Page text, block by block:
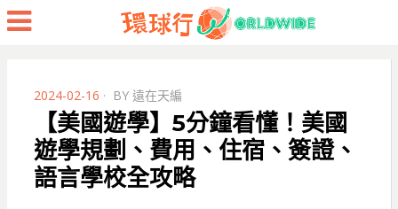
Menu
POSTED
ON
2024-02-16 BY 遠在天編
【美國遊學】5分鐘看懂！美國
遊學規劃、費用、住宿、簽證、
語言學校全攻略